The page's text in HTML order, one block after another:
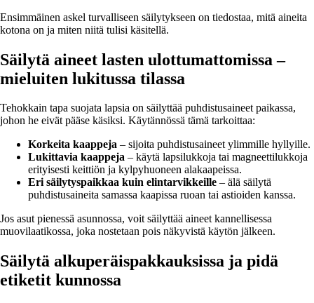
Ensimmäinen askel turvalliseen säilytykseen on tiedostaa, mitä aineita
kotona on ja miten niitä tulisi käsitellä.
Säilytä aineet lasten ulottumattomissa –
mieluiten lukitussa tilassa
Tehokkain tapa suojata lapsia on säilyttää puhdistusaineet paikassa,
johon he eivät pääse käsiksi. Käytännössä tämä tarkoittaa:
Korkeita kaappeja – sijoita puhdistusaineet ylimmille hyllyille.
Lukittavia kaappeja – käytä lapsilukkoja tai magneettilukkoja
erityisesti keittiön ja kylpyhuoneen alakaapeissa.
Eri säilytyspaikkaa kuin elintarvikkeille – älä säilytä
puhdistusaineita samassa kaapissa ruoan tai astioiden kanssa.
Jos asut pienessä asunnossa, voit säilyttää aineet kannellisessa
muovilaatikossa, joka nostetaan pois näkyvistä käytön jälkeen.
Säilytä alkuperäispakkauksissa ja pidä
etiketit kunnossa